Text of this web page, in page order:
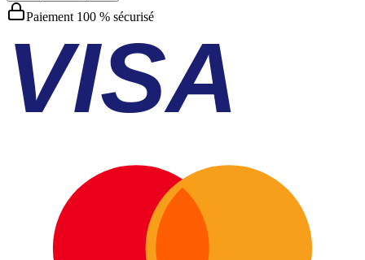
Paiement 100 % sécurisé
VISA